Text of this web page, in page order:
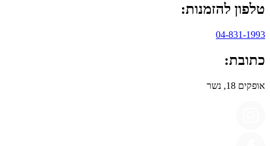
טלפון להזמנות:
04-831-1993
כתובת:
אופקים 18, נשר